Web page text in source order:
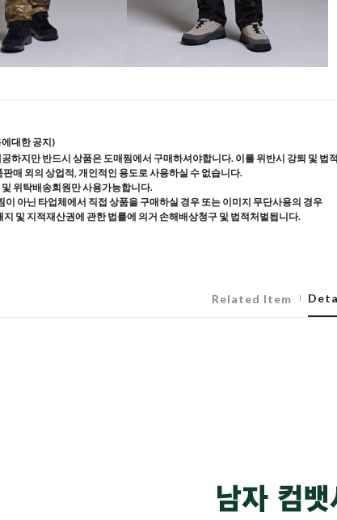
대한 공지)
하지만 반드시 상품은 도매찜에서 구매하셔야합니다. 이를 위반시 강퇴 및 법
매 외의 상업적, 개인적인 용도로 사용하실 수 없습니다.
위탁배송회원만 사용가능합니다.
이 아닌 타업체에서 직접 상품을 구매하실 경우 또는 이미지 무단사용의 경우
및 지적재산권에 관한 법률에 의거 손해배상청구 및 법적처벌됩니다.
Related Item